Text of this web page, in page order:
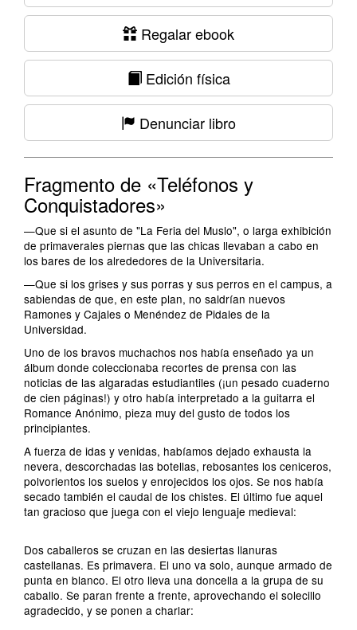
Regalar ebook
Edición física
Denunciar libro
Fragmento de «Teléfonos y
Conquistadores»
—Que si el asunto de "La Feria del Muslo", o larga exhibición
de primaverales piernas que las chicas llevaban a cabo en
los bares de los alrededores de la Universitaria.
—Que si los grises y sus porras y sus perros en el campus, a
sabiendas de que, en este plan, no saldrían nuevos
Ramones y Cajales o Menéndez de Pidales de la
Universidad.
Uno de los bravos muchachos nos había enseñado ya un
álbum donde coleccionaba recortes de prensa con las
noticias de las algaradas estudiantiles (¡un pesado cuaderno
de cien páginas!) y otro había interpretado a la guitarra el
Romance Anónimo, pieza muy del gusto de todos los
principiantes.
A fuerza de idas y venidas, habíamos dejado exhausta la
nevera, descorchadas las botellas, rebosantes los ceniceros,
polvorientos los suelos y enrojecidos los ojos. Se nos había
secado también el caudal de los chistes. El último fue aquel
tan gracioso que juega con el viejo lenguaje medieval:
Dos caballeros se cruzan en las desiertas llanuras
castellanas. Es primavera. El uno va solo, aunque armado de
punta en blanco. El otro lleva una doncella a la grupa de su
caballo. Se paran frente a frente, aprovechando el solecillo
agradecido, y se ponen a charlar: